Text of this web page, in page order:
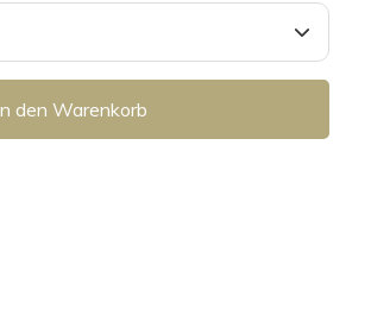
den Warenkorb